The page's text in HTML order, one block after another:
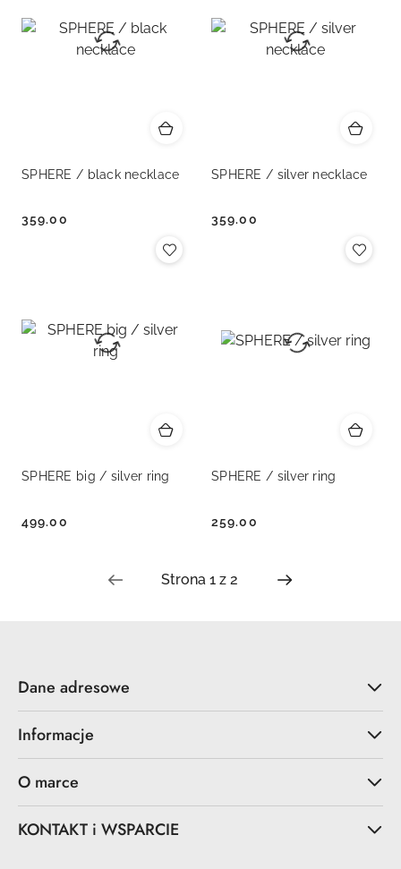
SPHERE / black necklace
Cena:
359.00
SPHERE / silver necklace
Cena:
359.00
SPHERE big / silver ring
Cena:
499.00
SPHERE / silver ring
Cena:
259.00
Dane adresowe
Informacje
O marce
KONTAKT i WSPARCIE